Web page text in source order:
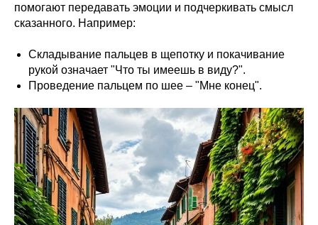
помогают передавать эмоции и подчеркивать смысл
сказанного. Например:
Складывание пальцев в щепотку и покачивание
рукой означает "Что ты имеешь в виду?".
Проведение пальцем по шее – "Мне конец".